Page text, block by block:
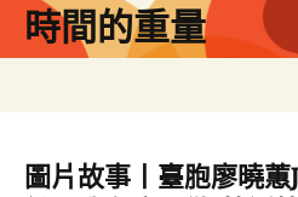
時間的重量
圖片故事丨臺胞廖曉